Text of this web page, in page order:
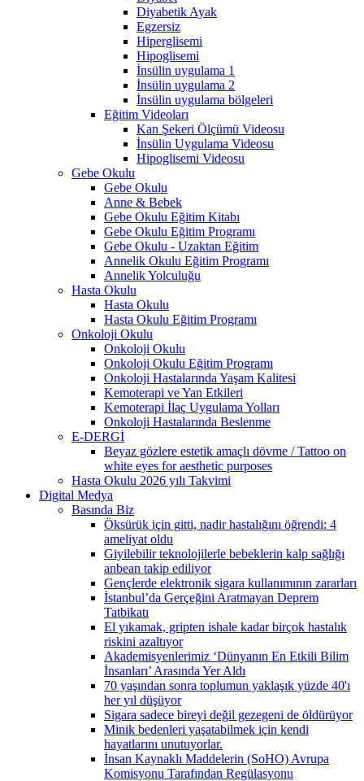
Diyabetik Ayak
Egzersiz
Hiperglisemi
Hipoglisemi
İnsülin uygulama 1
İnsülin uygulama 2
İnsülin uygulama bölgeleri
Eğitim Videoları
Kan Şekeri Ölçümü Videosu
İnsülin Uygulama Videosu
Hipoglisemi Videosu
Gebe Okulu
Gebe Okulu
Anne & Bebek
Gebe Okulu Eğitim Kitabı
Gebe Okulu Eğitim Programı
Gebe Okulu - Uzaktan Eğitim
Annelik Okulu Eğitim Programı
Annelik Yolculuğu
Hasta Okulu
Hasta Okulu
Hasta Okulu Eğitim Programı
Onkoloji Okulu
Onkoloji Okulu
Onkoloji Okulu Eğitim Programı
Onkoloji Hastalarında Yaşam Kalitesi
Kemoterapi ve Yan Etkileri
Kemoterapi İlaç Uygulama Yolları
Onkoloji Hastalarında Beslenme
E-DERGİ
Beyaz gözlere estetik amaçlı dövme / Tattoo on
white eyes for aesthetic purposes
Hasta Okulu 2026 yılı Takvimi
Digital Medya
Basında Biz
Öksürük için gitti, nadir hastalığını öğrendi: 4
ameliyat oldu
Giyilebilir teknolojilerle bebeklerin kalp sağlığı
anbean takip ediliyor
Gençlerde elektronik sigara kullanımının zararları
İstanbul’da Gerçeğini Aratmayan Deprem
Tatbikatı
El yıkamak, gripten ishale kadar birçok hastalık
riskini azaltıyor
Akademisyenlerimiz ‘Dünyanın En Etkili Bilim
İnsanları’ Arasında Yer Aldı
70 yaşından sonra toplumun yaklaşık yüzde 40'ı
her yıl düşüyor
Sigara sadece bireyi değil gezegeni de öldürüyor
Minik bedenleri yaşatabilmek için kendi
hayatlarını unutuyorlar.
İnsan Kaynaklı Maddelerin (SoHO) Avrupa
Komisyonu Tarafından Regülasyonu